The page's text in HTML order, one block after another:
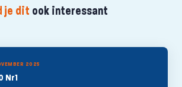
je dit ook interessant
2025
Nr1